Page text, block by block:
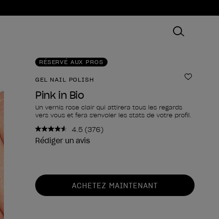
RÉSERVÉ AUX PROS
GEL NAIL POLISH
Pink in Bio
Un vernis rose clair qui attirera tous les regards
vers vous et fera s'envoler les stats de votre profil.
4.5 Lire
376
page.
(376)
Rédiger un avis
Forme du produit
ACHETEZ MAINTENANT